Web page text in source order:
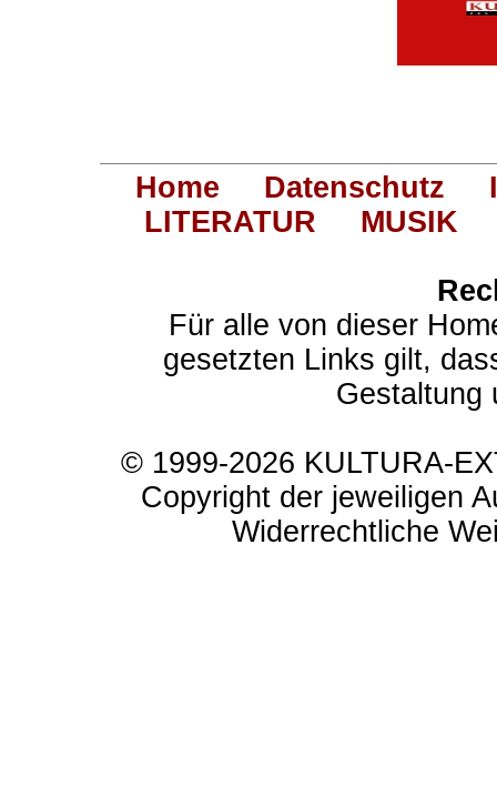
Home Datenschutz
LITERATUR
MUSIK
Für alle von dieser
gesetzten Links gilt,
Gestaltung
© 1999-2026 KULTURA-
Copyright der jeweiligen
Widerrechtliche